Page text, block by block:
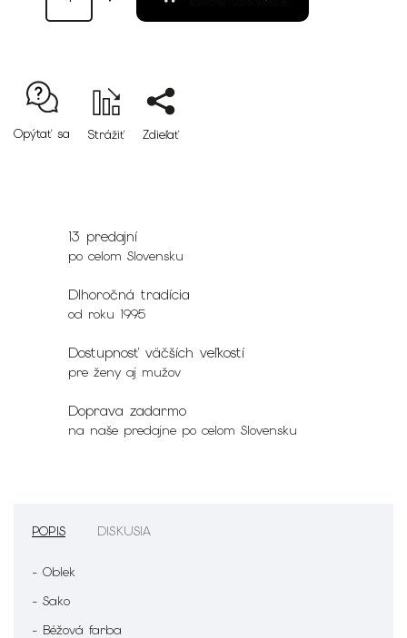
Opýtať sa Strážiť Zdieľať
13 predajní
po celom Slovensku
Dlhoročná tradícia
od roku 1995
Dostupnosť väčších veľkostí
pre ženy aj mužov
Doprava zadarmo
na naše predajne po celom Slovensku
POPIS DISKUSIA
- Oblek
- Sako
- Béžová farba